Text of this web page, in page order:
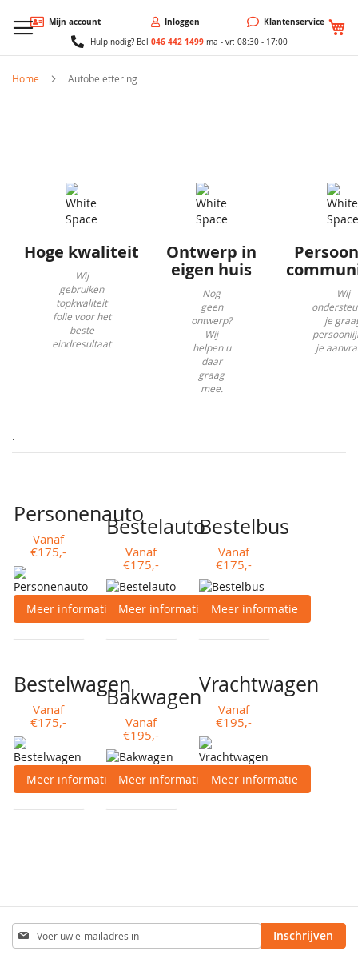
Mijn account Inloggen Klantenservice
Hulp nodig? Bel 046 442 1499ma - vr: 08:30 - 17:00
Home Autobelettering
Hoge kwaliteit
Wij
gebruiken
topkwaliteit
folie voor het
beste
eindresultaat
Ontwerp in
eigen huis
Nog
geen
ontwerp?
Wij
helpen u
daar
graag
mee.
Wij
je
je
.
Personenauto
Vanaf
€175,-
Meer informatie
Bestelauto
Vanaf
€175,-
Meer informatie
Bestelbus
Vanaf
€175,-
Meer informatie
Bestelwagen
Vanaf
€175,-
Meer informatie
Bakwagen
Vanaf
€195,-
Meer informatie
Vrachtwagen
Vanaf
€195,-
Meer informatie
Abonneer
u
op
Inschrijven